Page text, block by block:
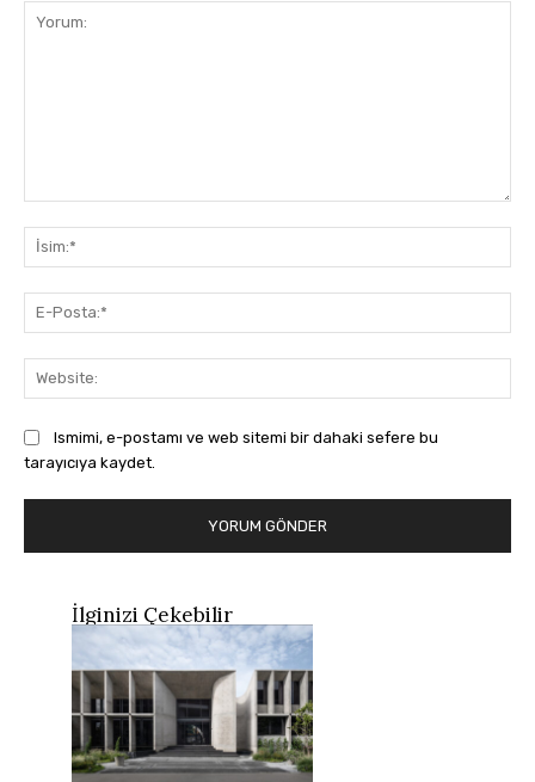
Ismimi, e-postamı ve web sitemi bir dahaki sefere bu
tarayıcıya kaydet.
İlginizi Çekebilir